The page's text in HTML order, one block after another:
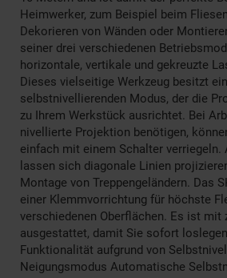
Heimwerker, zum Beispiel beim
Dekorieren von Wänden oder
seiner drei verschiedenen
horizontale, vertikale und gekreuzte
Dieses vielseitige Werkzeug besitzt
selbstnivellierenden Modus, der die
zu Ihrem Werkstück ausrichtet. Bei
nivellierte Projektion benötigen,
einfach mit einem Schalter verriegeln.
lassen sich diagonale Linien
Montage von Treppengeländern. Das
einer Klemmvorrichtung für höchste
verschiedenen Oberflächen. Es ist mit
ausgestattet, damit Sie sofort
Funktionalität aufgrund von
Neigungsmodus Automatische